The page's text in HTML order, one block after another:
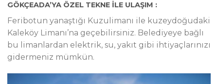
GÖKÇEADA’YA ÖZEL TEKNE İLE ULAŞIM :
Feri­bo­tun ya­naş­tı­ğı Ku­zu­li­ma­nı ile ku­zey­do­ğu­da­ki
Ka­le­köy Li­ma­nı’na geçebilirsiniz. Be­le­di­ye­ye bağ­lı
bu li­man­lar­dan elek­trik, su, ya­kıt gi­bi ihtiyaçlarınızı
gidermeniz mümkün.